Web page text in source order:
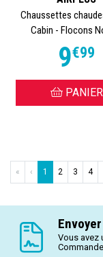
Chaussettes
Cabin - Flocons
9€99
PANIER
« ‹ 1 2 3 4
Vous avez